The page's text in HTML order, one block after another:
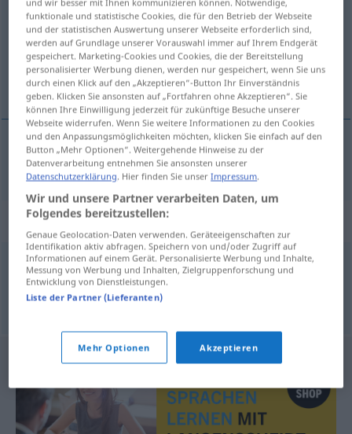
Übersicht aller Übersetzungen
(Für mehr Details die Übersetzung anklicken/antippen)
širina
širina Breite
Synonyme für "Breite"
Weite,Stärke,Umfang,Dicke
funktionale und statistische Cookies, die für den Betrieb der Webseite
und der statistischen Auswertung unserer Webseite erforderlich sind,
werden auf Grundlage unserer Vorauswahl immer auf Ihrem Endgerät
gespeichert. Marketing-Cookies und Cookies, die der Bereitstellung
personalisierter Werbung dienen, werden nur gespeichert, wenn Sie uns
durch einen Klick auf den „Akzeptieren“-Button Ihr Einverständnis
geben. Klicken Sie ansonsten auf „Fortfahren ohne Akzeptieren“. Sie
können Ihre Einwilligung jederzeit für zukünftige Besuche unserer
Webseite widerrufen. Wenn Sie weitere Informationen zu den Cookies
und den Anpassungsmöglichkeiten möchten, klicken Sie einfach auf den
Button „Mehr Optionen“. Weitergehende Hinweise zu der
Datenverarbeitung entnehmen Sie ansonsten unserer
Datenschutzerklärung . Hier finden Sie unserImpressum
Wir und unsere Partner verarbeiten Daten, um
Folgendes bereitzustellen:
Genaue Geolocation-Daten verwenden. Geräteeigenschaften zur
Identifikation aktiv abfragen. Speichern von und/oder Zugriff auf
Informationen auf einem Gerät. Personalisierte Werbung und Inhalte,
Messung von Werbung und Inhalten, Zielgruppenforschung und
Entwicklung von Dienstleistungen.
Liste der Partner (Lieferanten)
Mehr Optionen Akzeptieren